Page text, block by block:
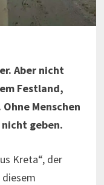
Aber nicht
Festland,
Menschen
geben.
Kreta“, der